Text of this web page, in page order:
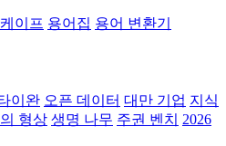
이프 용어집 용어 변환기
이완 오픈 데이터 대만 기업 지식
형상 생명 나무 주권 벤치
2026